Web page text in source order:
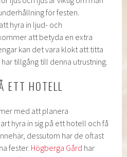
för festen.
hyra in ljud- och
att betyda en extra
kan det vara klokt att titta
tillgång till denna utrustning.
ETT HOTELL
med att planera
hyra in sig på ett hotell och få
dessutom har de oftast
fester. Högberga Gård har